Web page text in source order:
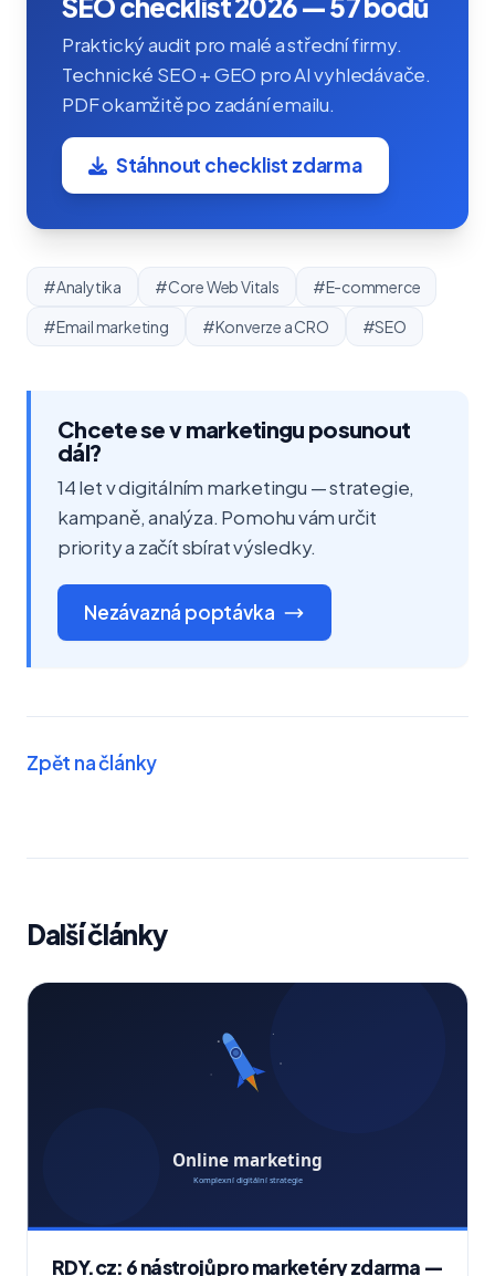
SEO checklist 2026 — 57 bodů
Praktický audit pro malé a střední firmy.
Technické SEO + GEO pro AI vyhledávače.
PDF okamžitě po zadání emailu.
Stáhnout checklist zdarma
#Analytika #Core Web Vitals
#E-commerce
#Email marketing
#Konverze a CRO #SEO
Chcete se v marketingu posunout
dál?
14 let v digitálním marketingu — strategie,
kampaně, analýza. Pomohu vám určit
priority a začít sbírat výsledky.
Nezávazná poptávka
Zpět na články
Další články
RDY.cz: 6 nástrojů pro marketéry zdarma —